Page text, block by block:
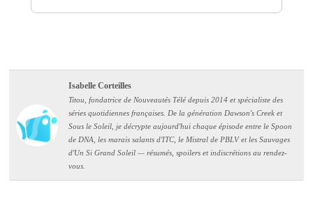
Isabelle Corteilles
Titou, fondatrice de Nouveautés Télé depuis 2014 et spécialiste des
séries quotidiennes françaises. De la génération Dawson's Creek et
Sous le Soleil, je décrypte aujourd'hui chaque épisode entre le Spoon
de DNA, les marais salants d'ITC, le Mistral de PBLV et les Sauvages
d'Un Si Grand Soleil — résumés, spoilers et indiscrétions au rendez-
vous.